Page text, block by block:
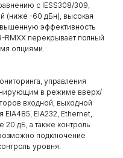
с IESS308/309,
(ниже -60 дБн), высокая
эффективность
RMXX перекрывает полный
опциями.
управления
в режиме вверх/
входной, выходной
EIA485, EIA232, Ethernet,
дБ, а также контроль
подключение
уровня.